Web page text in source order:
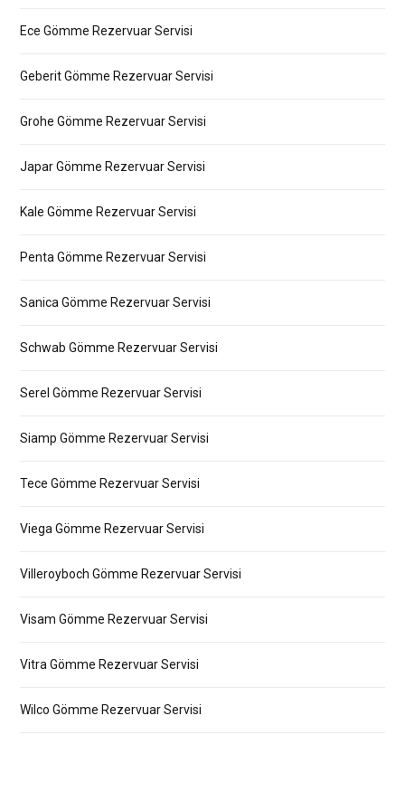
Ece Gömme Rezervuar Servisi
Geberit Gömme Rezervuar Servisi
Grohe Gömme Rezervuar Servisi
Japar Gömme Rezervuar Servisi
Kale Gömme Rezervuar Servisi
Penta Gömme Rezervuar Servisi
Sanica Gömme Rezervuar Servisi
Schwab Gömme Rezervuar Servisi
Serel Gömme Rezervuar Servisi
Siamp Gömme Rezervuar Servisi
Tece Gömme Rezervuar Servisi
Viega Gömme Rezervuar Servisi
Villeroyboch Gömme Rezervuar Servisi
Visam Gömme Rezervuar Servisi
Vitra Gömme Rezervuar Servisi
Wilco Gömme Rezervuar Servisi